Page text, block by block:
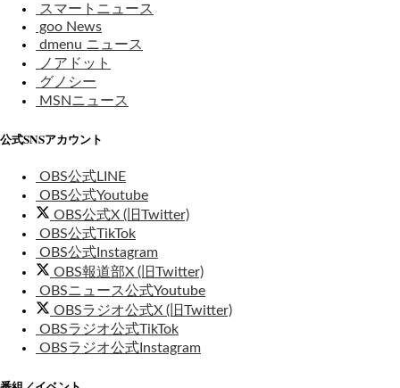
スマートニュース
goo News
dmenu ニュース
ノアドット
グノシー
MSNニュース
公式SNSアカウント
OBS公式LINE
OBS公式Youtube
OBS公式X (旧Twitter)
OBS公式TikTok
OBS公式Instagram
OBS報道部X (旧Twitter)
OBSニュース公式Youtube
OBSラジオ公式X (旧Twitter)
OBSラジオ公式TikTok
OBSラジオ公式Instagram